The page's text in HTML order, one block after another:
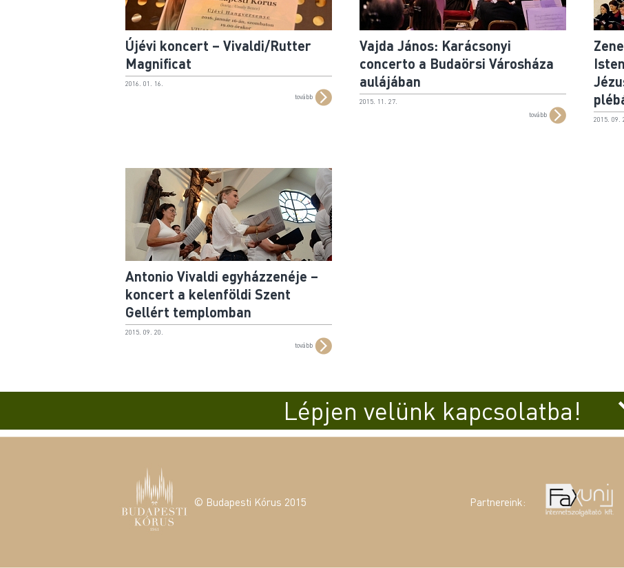
Újévi koncert – Vivaldi/Rutter
Magnificat
2016. 01. 16.
tovább
Vajda János: Karácsonyi
concerto a Budaörsi Városháza
aulájában
2015. 11. 27.
tovább
2015. 09.
Antonio Vivaldi egyházzenéje –
koncert a kelenföldi Szent
Gellért templomban
2015. 09. 20.
tovább
Lépjen velünk kapcsolatba!
© Budapesti Kórus 2015 Partnereink: